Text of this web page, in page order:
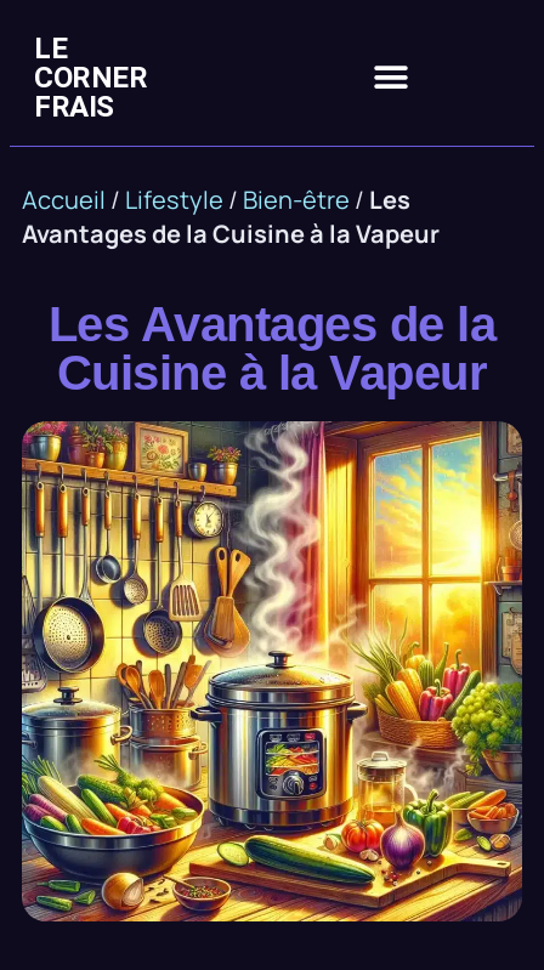
LE
CORNER
FRAIS
Accueil / Lifestyle / Bien-être / Les
Avantages de la Cuisine à la Vapeur
Les Avantages de la
Cuisine à la Vapeur